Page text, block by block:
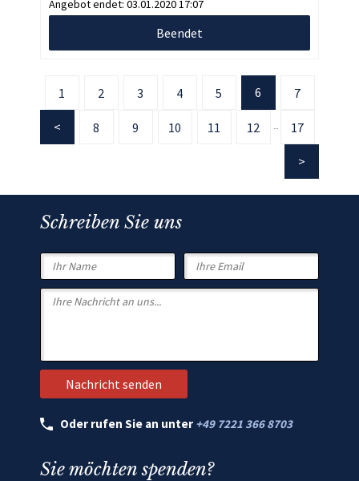
Angebot endet: 03.01.2020 17:07
Beendet
1 2 3 4 5 6 7
8 9 10 11 12 17
Schreiben Sie uns
Oder rufen Sie an unter +49 7221 366 8703
Sie möchten spenden?